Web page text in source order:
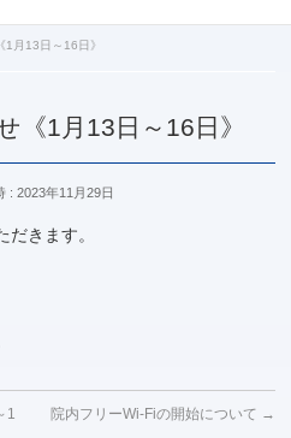
1月13日～16日》
《1月13日～16日》
: 2023年11月29日
だきます。
1
院内フリーWi-Fiの開始について →